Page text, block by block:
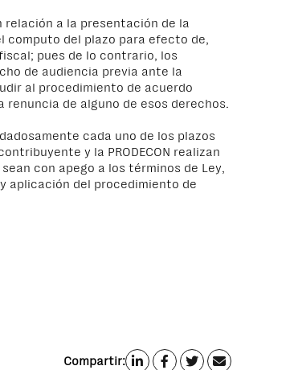
relación a la presentación de la
computo del plazo para efecto de,
pues de lo contrario, los
de audiencia previa ante la
al procedimiento de acuerdo
renuncia de alguno de esos derechos.
cada uno de los plazos
y la PRODECON realizan
con apego a los términos de Ley,
aplicación del procedimiento de
Compartir: